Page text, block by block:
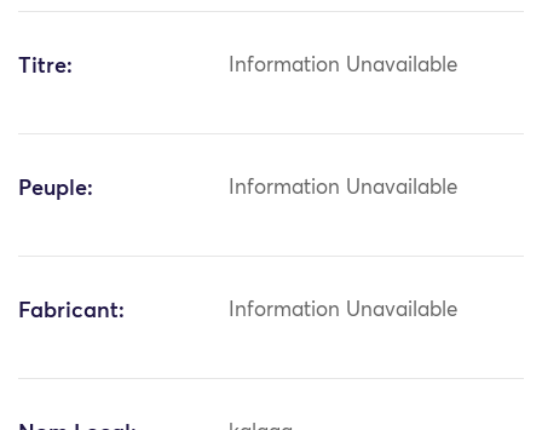
Titre: Information Unavailable
Peuple: Information Unavailable
Fabricant: Information Unavailable